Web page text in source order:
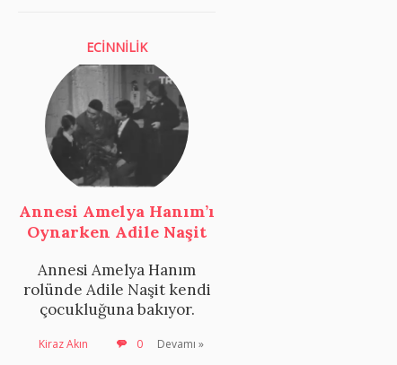
ECİNNİLİK
Annesi Amelya Hanım’ı
Oynarken Adile Naşit
Annesi Amelya Hanım
rolünde Adile Naşit kendi
çocukluğuna bakıyor.
Kiraz Akın 0 Devamı »